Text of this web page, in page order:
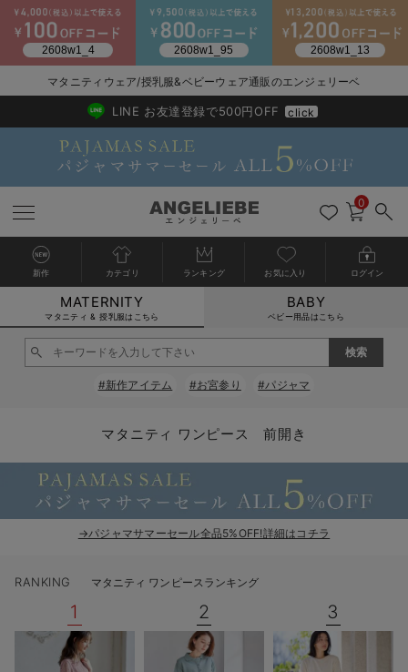
マタニティウェア全て
マタニティ ワンピース
マタニティ トップス
マタニティ アウター（コート）・ママコート
マタニティ 下着・インナー全て
授乳ブラ・マタニティブラ（マタニティインナー・産後用品）
マタニティ 授乳 キャミソール
産褥ショーツ
産後 ガードル インナー
マタニティ 腹巻き
授乳服全て
マタニティ フォーマル全て
マタニティ スーツ
マタニティ フォーマル パンツ・ボトムス
授乳用品全て
妊婦用 抱き枕・授乳クッション
マタニティレッグウェア全て
マタニティストッキング・タイツ
マタニティ ボディケア全て
アウトレット全て
【アウトレット】ワンピース
【アウトレット】パジャマ
【アウトレット】インナー
特集全て
コットン素材
Tシャツブラ
ブラトップ
再入荷全て
再入荷｜インナー
戻る
送料無料アイテム全て
ワンピース
スカート
パジャマ
ベビー
戻る
ブラキャミ おまとめ
戻る
【37周年祭セール】
【37周年祭セール】
戻る
気温差別オススメア
【15℃】3月下旬～
戻る
動きやすく着回しで
戻る
強撚スムース(コスパ
戻る
マタニティウェア
【おまとめ割】パジ
戻る
こだわりの履き心地
カジュアル
オフィス
戻る
ジャケット派
きれいめ美脚パンツ派
ツィード派
セットアップ派
戻る
出産準備応援割全て
マタニティパジャマ
戻る
【オフィスカジュア
戻る
レギンスタイプ
戻る
【フォーマル】ワン
戻る
【ベビー】長袖
戻る
ハンカチ
短肌着
セット
戻る
快適ウェア10%OFF
快適ウェア10%OFF
戻る
春のマタニティワン
セットアップ・ レイ
ジャンパースカート/
ワーク・オフィス
フォーマル / オケー
あったかアイテム｜
戻る
Gift Selection 出産
〜3,000円（税込）
10,001円（税込）〜
女の子におススメの
定番ギフト
もらって嬉しいギフト
戻る
冬の冷え対策インナ
薄くてあったか
保温&リカバリー
レギンス・タイツ
あったか度◎
裏起毛素材
戻る
入院準備の持ち物チ
入院してすぐ使うグ
戻る
冬のあったか特集全て
【冬のあったか特集
【冬のあったか特集
マタニティウェア/授乳服&ベビーウェア通販のエンジェリーベ
2026/NewArrival
送料495円(一部地域を除く) 7,700円以上で送料無料
LINE お友達登録で500円OFF click
0
新作 カテゴリ ランキング お気に入り ログイン
MATERNITY
マタニティ & 授乳服はこちら
BABY
ベビー用品はこちら
#新作アイテム #お宮参り #パジャマ
マタニティ ワンピース 前開き
→パジャマサマーセール全品5%OFF!詳細はコチラ
RANKING マタニティ ワンピースランキング
1 2 3
カートに入れる
閉じる